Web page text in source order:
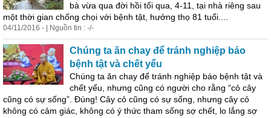
bà vừa qua đời hồi tối qua, 4-11, tại nhà riêng sau
một thời gian chống chọi với bệnh tật, hưởng thọ 81 tuổi....
04/11/2016 - | Nguồn tin : -/-
Chúng ta ăn chay để tránh nghiệp báo
bệnh tật và chết yểu
Chúng ta ăn chay để tránh nghiệp báo bệnh tật và
chết yểu, nhưng cũng có người cho rằng “cỏ cây
cũng có sự sống”. Đúng! Cây cỏ cũng có sự sống, nhưng cây cỏ
không có cảm giác, không có ý thức tham sống sợ chết, lo lắng sợ